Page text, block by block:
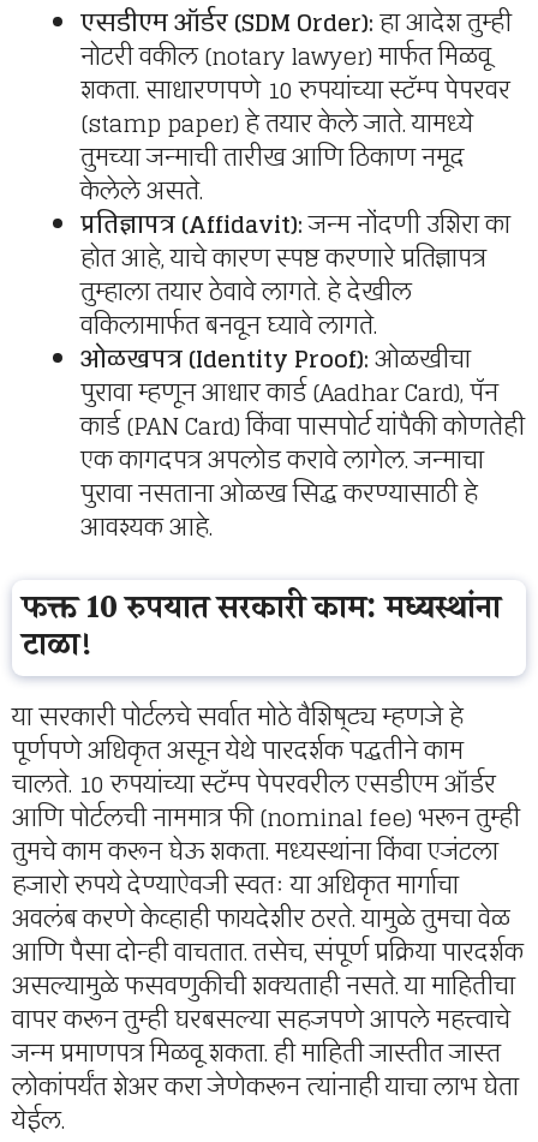
एसडीएम ऑर्डर (SDM Order):हा आदेश तुम्ही
नोटरी वकील (notary lawyer) मार्फत मिळवू
शकता. साधारणपणे 10 रुपयांच्या स्टॅम्प पेपरवर
(stamp paper) हे तयार केले जाते. यामध्ये
तुमच्या जन्माची तारीख आणि ठिकाण नमूद
केलेले असते.
प्रतिज्ञापत्र (Affidavit):जन्म नोंदणी उशिरा का
होत आहे, याचे कारण स्पष्ट करणारे प्रतिज्ञापत्र
तुम्हाला तयार ठेवावे लागते. हे देखील
वकिलामार्फत बनवून घ्यावे लागते.
ओळखपत्र (Identity Proof):ओळखीचा
पुरावा म्हणून आधार कार्ड (Aadhar Card), पॅन
कार्ड (PAN Card) किंवा पासपोर्ट यांपैकी कोणतेही
एक कागदपत्र अपलोड करावे लागेल. जन्माचा
पुरावा नसताना ओळख सिद्ध करण्यासाठी हे
आवश्यक आहे.
फक्त 10 रुपयात सरकारी काम: मध्यस्थांना
टाळा!
या सरकारी पोर्टलचे सर्वात मोठे वैशिष्ट्य म्हणजे हे
पूर्णपणे अधिकृत असून येथे पारदर्शक पद्धतीने काम
चालते. 10 रुपयांच्या स्टॅम्प पेपरवरील एसडीएम ऑर्डर
आणि पोर्टलची नाममात्र फी (nominal fee) भरून तुम्ही
तुमचे काम करून घेऊ शकता. मध्यस्थांना किंवा एजंटला
हजारो रुपये देण्याऐवजी स्वतः या अधिकृत मार्गाचा
अवलंब करणे केव्हाही फायदेशीर ठरते. यामुळे तुमचा वेळ
आणि पैसा दोन्ही वाचतात. तसेच, संपूर्ण प्रक्रिया पारदर्शक
असल्यामुळे फसवणुकीची शक्यताही नसते. या माहितीचा
वापर करून तुम्ही घरबसल्या सहजपणे आपले महत्त्वाचे
जन्म प्रमाणपत्र मिळवू शकता. ही माहिती जास्तीत जास्त
लोकांपर्यंत शेअर करा जेणेकरून त्यांनाही याचा लाभ घेता
येईल.